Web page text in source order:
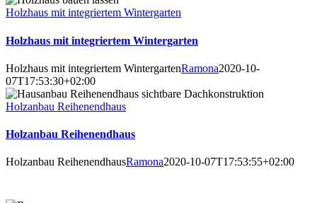
Holzhaus mit integriertem Wintergarten
Holzhaus mit integriertem Wintergarten
Holzhaus mit integriertem WintergartenRamona2020-10-
07T17:53:30+02:00
Holzanbau Reihenendhaus
Holzanbau Reihenendhaus
Holzanbau ReihenendhausRamona2020-10-07T17:53:55+02:00